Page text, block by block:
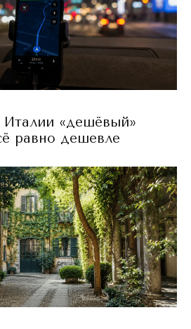
Италии «дешёвый»
равно дешевле